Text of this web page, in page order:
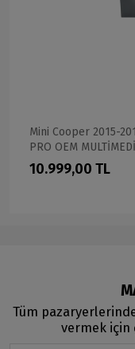
Mini Cooper 2015-
PRO OEM
10.999,00 TL
Tüm
vermek için